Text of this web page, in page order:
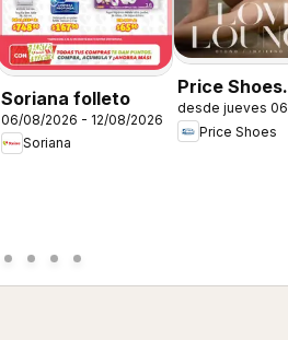
Soriana folleto
06/08/2026 - 12/08/2026
Soriana
Price Shoes
catálogo
Lounge
desde jueves
Price Shoes